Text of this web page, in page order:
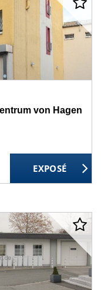
von Hagen